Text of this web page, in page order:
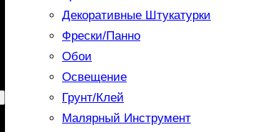
Декоративные Штукатурки
Фрески/панно
Обои
Освещение
Грунт/Клей
Малярный Инструмент